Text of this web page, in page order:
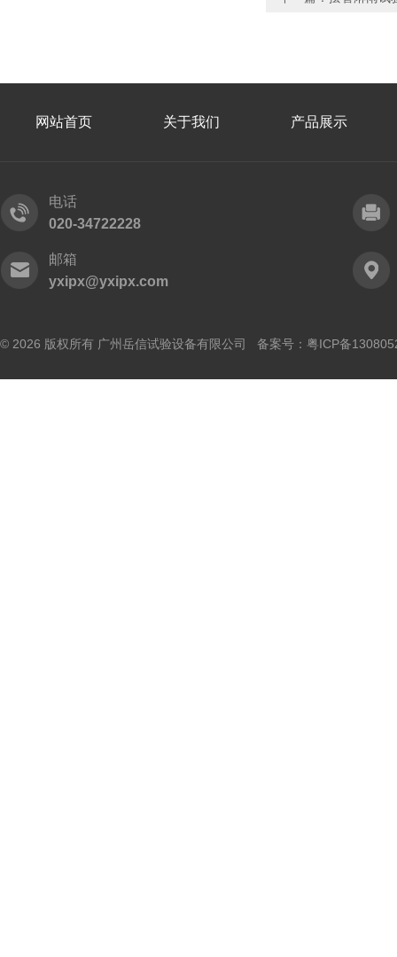
网站首页 关于我们 产品展示
电话
020-34722228
邮箱
yxipx@yxipx.com
© 2026 版权所有 广州岳信试验设备有限公司 备案号： 粤ICP备